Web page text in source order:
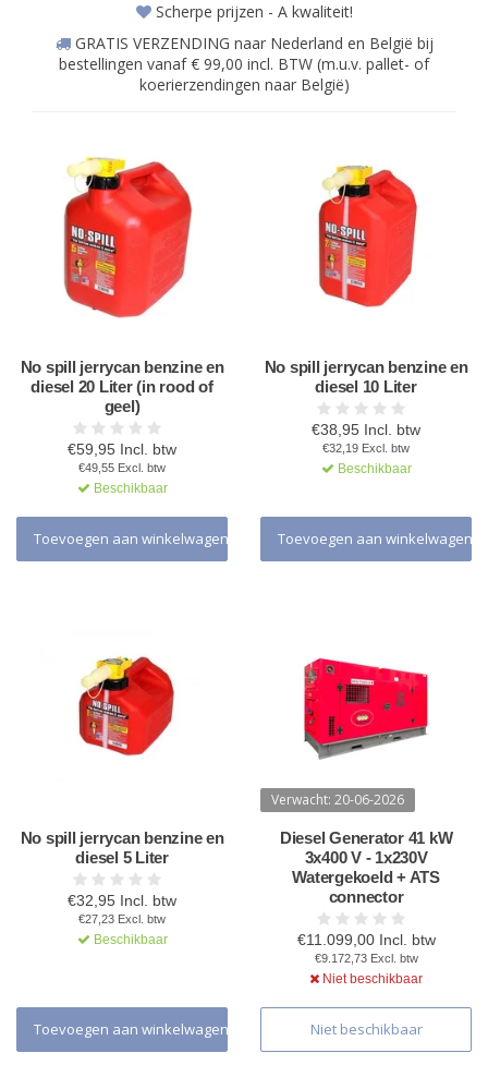
Scherpe prijzen - A kwaliteit!
GRATIS VERZENDING naar Nederland en België bij
bestellingen vanaf € 99,00 incl. BTW (m.u.v. pallet- of
koerierzendingen naar België)
No spill jerrycan benzine en
diesel 20 Liter (in rood of
geel)
€59,95 Incl. btw
€49,55 Excl. btw
Beschikbaar
Toevoegen aan winkelwagen
No spill jerrycan benzine en
diesel 10 Liter
€38,95 Incl. btw
€32,19 Excl. btw
Beschikbaar
Toevoegen aan winkelwagen
No spill jerrycan benzine en
diesel 5 Liter
€32,95 Incl. btw
€27,23 Excl. btw
Beschikbaar
Toevoegen aan winkelwagen
Verwacht: 20-06-2026
Diesel Generator 41 kW
3x400 V - 1x230V
Watergekoeld + ATS
connector
€11.099,00 Incl. btw
€9.172,73 Excl. btw
Niet beschikbaar
Niet beschikbaar